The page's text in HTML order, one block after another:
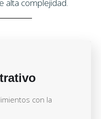
alta complejidad.
con la